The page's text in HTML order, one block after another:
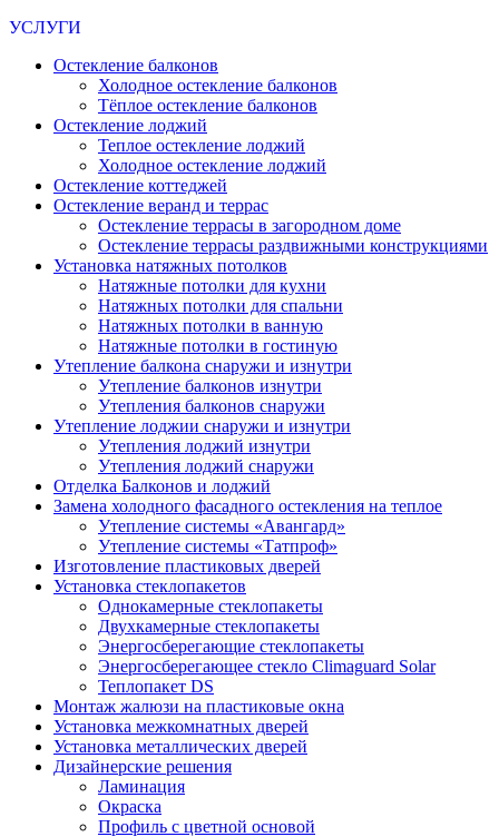
УСЛУГИ
Остекление балконов
Холодное остекление балконов
Тёплое остекление балконов
Остекление лоджий
Теплое остекление лоджий
Холодное остекление лоджий
Остекление коттеджей
Остекление веранд и террас
Остекление террасы в загородном доме
Остекление террасы раздвижными конструкциями
Установка натяжных потолков
Натяжные потолки для кухни
Натяжных потолки для спальни
Натяжных потолки в ванную
Натяжные потолки в гостиную
Утепление балкона снаружи и изнутри
Утепление балконов изнутри
Утепления балконов снаружи
Утепление лоджии снаружи и изнутри
Утепления лоджий изнутри
Утепления лоджий снаружи
Отделка Балконов и лоджий
Замена холодного фасадного остекления на теплое
Утепление системы «Авангард»
Утепление системы «Татпроф»
Изготовление пластиковых дверей
Установка стеклопакетов
Однокамерные стеклопакеты
Двухкамерные стеклопакеты
Энергосберегающие стеклопакеты
Энергосберегающее стекло Climaguard Solar
Теплопакет DS
Монтаж жалюзи на пластиковые окна
Установка межкомнатных дверей
Установка металлических дверей
Дизайнерские решения
Ламинация
Окраска
Профиль с цветной основой